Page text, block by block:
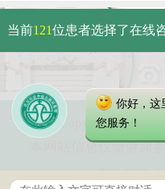
Copyright 2023
本网站信息仅做健康
当前121位患者选择了在线
你好，这
您服务！